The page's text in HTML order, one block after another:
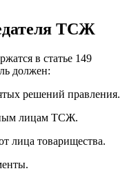
ТСЖ
в статье 149
должен:
решений правления.
лицам ТСЖ.
лица товарищества.